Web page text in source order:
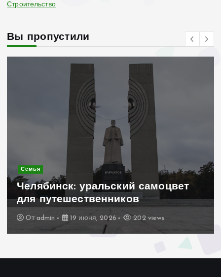
Строительство
Вы пропустили
Современное строительство
Керамогранит «под дерево»:
стильное и практичное решение
для дачного домика
От admin 19 июня, 2026 193 views